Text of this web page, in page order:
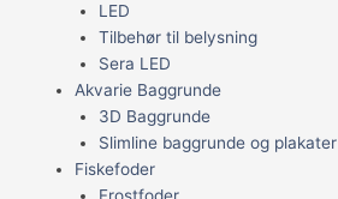
LED
Tilbehør til belysning
Sera LED
Akvarie Baggrunde
3D Baggrunde
Slimline baggrunde og plakater
Fiskefoder